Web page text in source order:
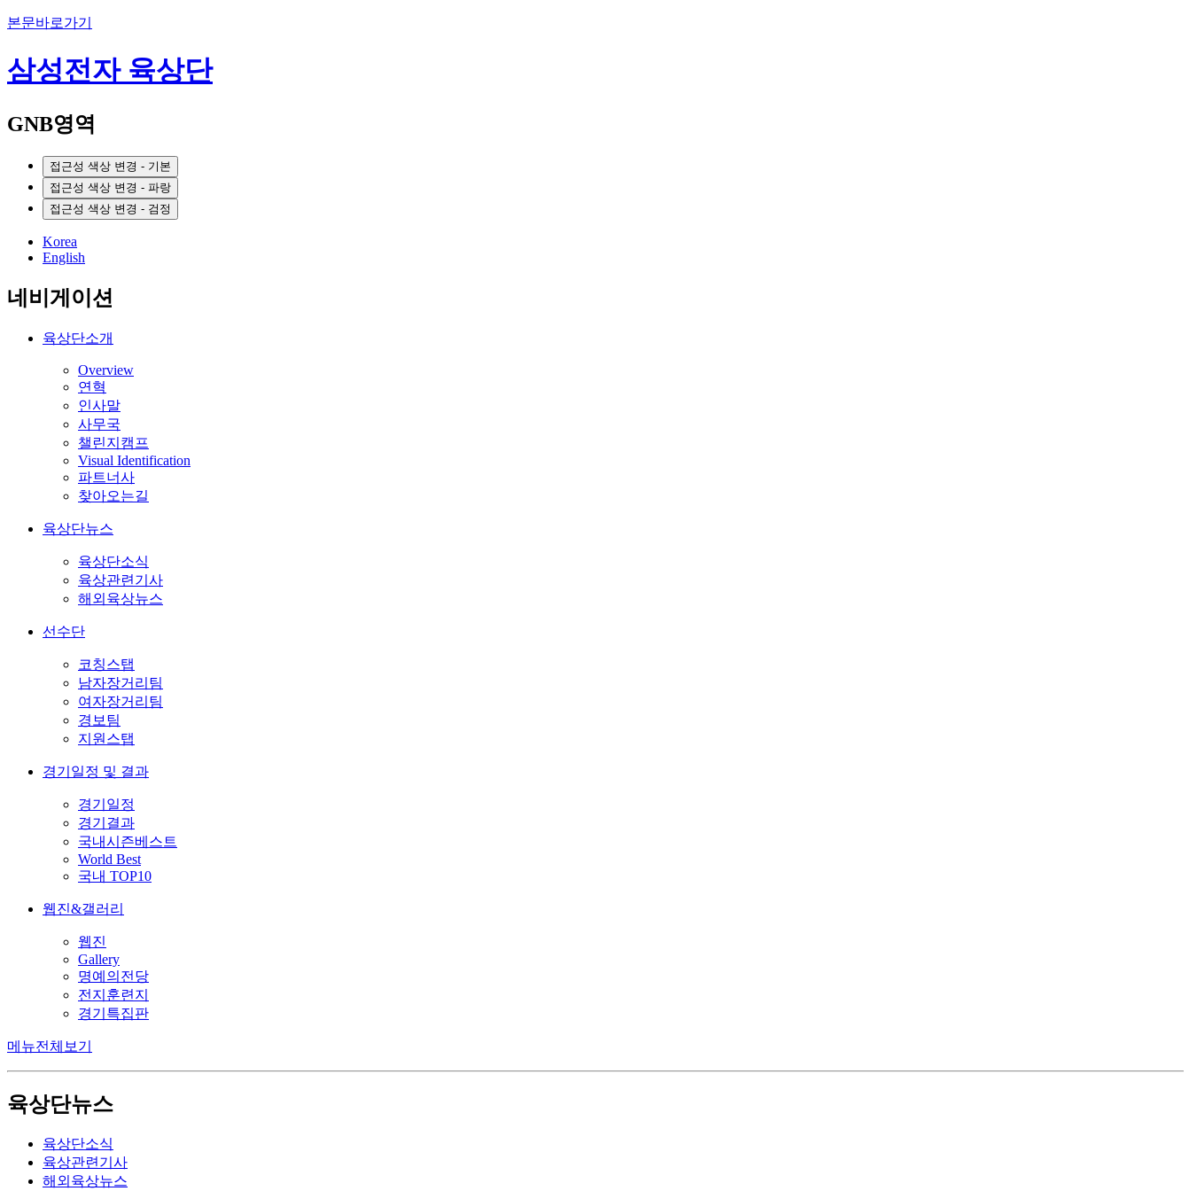
본문바로가기
삼성전자 육상단
GNB영역
접근성 색상 변경 - 기본
접근성 색상 변경 - 파랑
접근성 색상 변경 - 검정
Korea
English
네비게이션
육상단소개
Overview
연혁
인사말
사무국
챌린지캠프
Visual Identification
파트너사
찾아오는길
육상단뉴스
육상단소식
육상관련기사
해외육상뉴스
선수단
코칭스탭
남자장거리팀
여자장거리팀
경보팀
지원스탭
경기일정 및 결과
경기일정
경기결과
국내시즌베스트
World Best
국내 TOP10
웹진&갤러리
웹진
Gallery
명예의전당
전지훈련지
경기특집판
메뉴전체보기
육상단뉴스
육상단소식
육상관련기사
해외육상뉴스